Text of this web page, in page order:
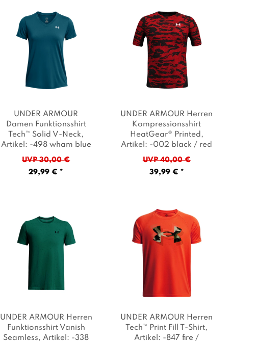
UNDER ARMOUR
Damen Funktionsshirt
Tech™ Solid V-Neck,
Artikel: -498 wham blue
/ white, Farbe: Blau
UVP 30,00 €
29,99 € *
UNDER ARMOUR Herren
Kompressionsshirt
HeatGear® Printed,
Artikel: -002 black / red
/ white, Farbe: Rot
UVP 40,00 €
39,99 € *
UNDER ARMOUR Herren
Funktionsshirt Vanish
Seamless, Artikel: -338
UNDER ARMOUR Herren
Tech™ Print Fill T-Shirt,
Artikel: -847 fire /